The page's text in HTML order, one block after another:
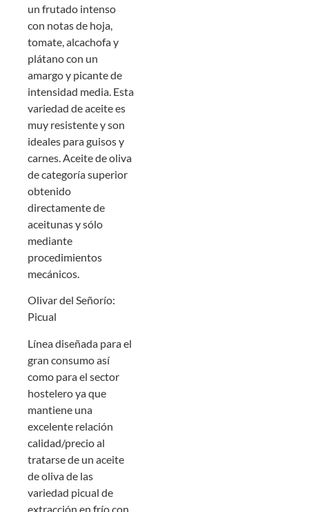
un frutado intenso
con notas de hoja,
tomate, alcachofa y
plátano con un
amargo y picante de
intensidad media. Esta
variedad de aceite es
muy resistente y son
ideales para guisos y
carnes. Aceite de oliva
de categoría superior
obtenido
directamente de
aceitunas y sólo
mediante
procedimientos
mecánicos.
Olivar del Señorío:
Picual
Línea diseñada para el
gran consumo así
como para el sector
hostelero ya que
mantiene una
excelente relación
calidad/precio al
tratarse de un aceite
de oliva de las
variedad picual de
extracción en frío con